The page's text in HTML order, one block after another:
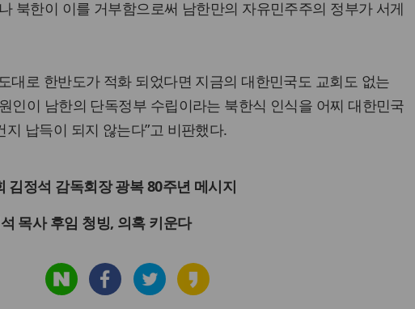
북한이 이를 거부함으로써 남한만의 자유민주주의 정부가 서게
대로 한반도가 적화 되었다면 지금의 대한민국도 교회도 없는
인이 남한의 단독정부 수립이라는 북한식 인식을 어찌 대한민국
납득이 되지 않는다”고 비판했다.
김정석 감독회장 광복 80주년 메시지
목사 후임 청빙, 의혹 키운다